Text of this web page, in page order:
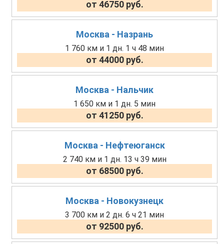
от 46750 руб.
Москва - Назрань
1 760 км и 1 дн. 1 ч 48 мин
от 44000 руб.
Москва - Нальчик
1 650 км и 1 дн. 5 мин
от 41250 руб.
Москва - Нефтеюганск
2 740 км и 1 дн. 13 ч 39 мин
от 68500 руб.
Москва - Новокузнецк
3 700 км и 2 дн. 6 ч 21 мин
от 92500 руб.